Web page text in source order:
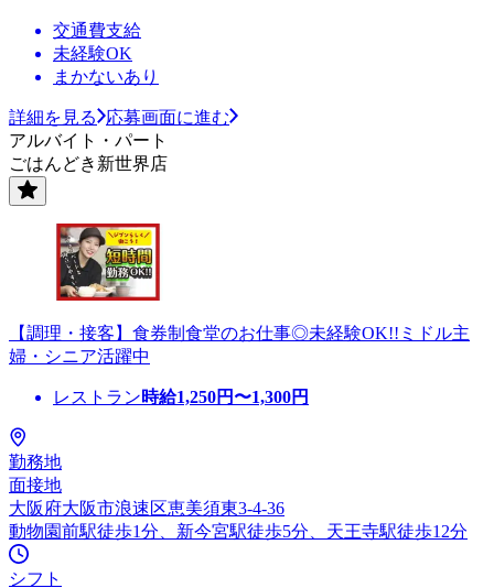
交通費支給
未経験OK
まかないあり
詳細を見る
応募画面に進む
アルバイト・パート
ごはんどき新世界店
【調理・接客】食券制食堂のお仕事◎未経験OK!!ミドル主
婦・シニア活躍中
レストラン時給1,250円〜1,300円
勤務地
面接地
大阪府大阪市浪速区恵美須東3-4-36
動物園前駅徒歩1分、新今宮駅徒歩5分、天王寺駅徒歩12分
シフト